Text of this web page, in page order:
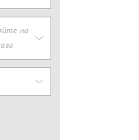
на